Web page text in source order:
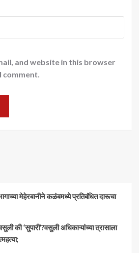
and website in this browser
मेहेरबानीने कळंबमध्ये प्रतिबंधित दारूचा
की ‘सुपारी’?वसुली अधिकाऱ्यांच्या त्रासाला